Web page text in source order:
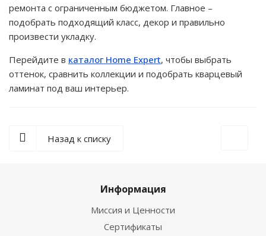
ремонта с ограниченным бюджетом. Главное –
подобрать подходящий класс, декор и правильно
произвести укладку.
Перейдите в каталог Home Expert, чтобы выбрать
оттенок, сравнить коллекции и подобрать кварцевый
ламинат под ваш интерьер.
Назад к списку
Информация
Миссия и Ценности
Сертификаты